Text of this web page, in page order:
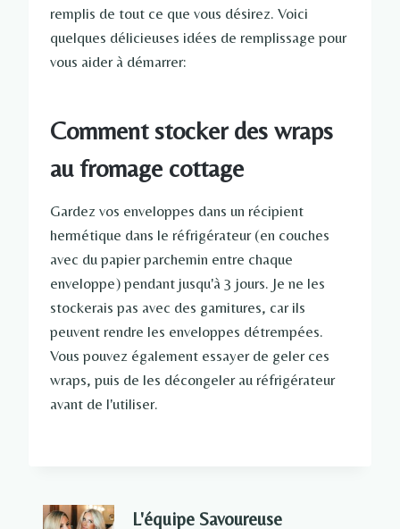
remplis de tout ce que vous désirez. Voici
quelques délicieuses idées de remplissage pour
vous aider à démarrer:
Comment stocker des wraps
au fromage cottage
Gardez vos enveloppes dans un récipient
hermétique dans le réfrigérateur (en couches
avec du papier parchemin entre chaque
enveloppe) pendant jusqu'à 3 jours. Je ne les
stockerais pas avec des garnitures, car ils
peuvent rendre les enveloppes détrempées.
Vous pouvez également essayer de geler ces
wraps, puis de les décongeler au réfrigérateur
avant de l'utiliser.
L'équipe Savoureuse